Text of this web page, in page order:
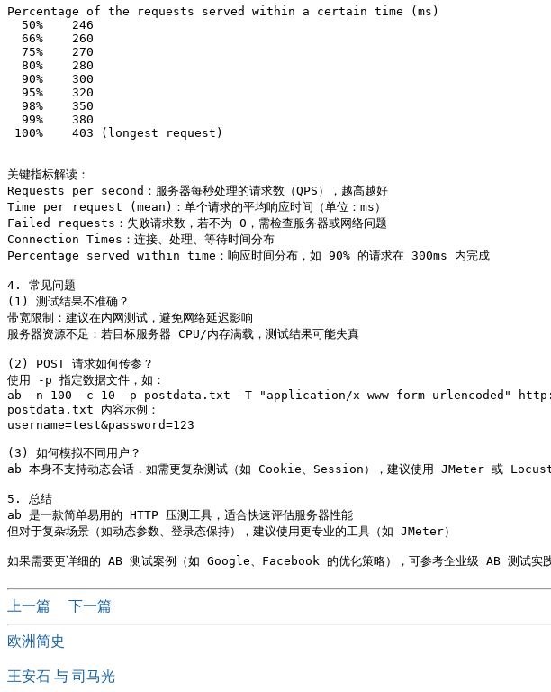
Percentage of the requests served within a certain time (ms)
  50%    246
  66%    260
  75%    270
  80%    280
  90%    300
  95%    320
  98%    350
  99%    380
100%    403 (longest request)
关键指标解读：
Requests per second：服务器每秒处理的请求数（QPS），越高越好
Time per request (mean)：单个请求的平均响应时间（单位：ms）
Failed requests：失败请求数，若不为 0，需检查服务器或网络问题
Connection Times：连接、处理、等待时间分布
Percentage served within time：响应时间分布，如 90% 的请求在 300ms 内完成
4. 常见问题
(1) 测试结果不准确？
带宽限制：建议在内网测试，避免网络延迟影响
服务器资源不足：若目标服务器 CPU/内存满载，测试结果可能失真
(2) POST 请求如何传参？
使用 -p 指定数据文件，如：
ab -n 100 -c 10 -p postdata.txt -T "application/x-www-form-urlencoded"
postdata.txt 内容示例：
username=test&password=123
(3) 如何模拟不同用户？
ab 本身不支持动态会话，如需更复杂测试（如 Cookie、Session），建议使用 JMeter 或
5. 总结
ab 是一款简单易用的 HTTP 压测工具，适合快速评估服务器性能
但对于复杂场景（如动态参数、登录态保持），建议使用更专业的工具（如 JMeter）
上一篇 下一篇
欧洲简史
王安石 与 司马光